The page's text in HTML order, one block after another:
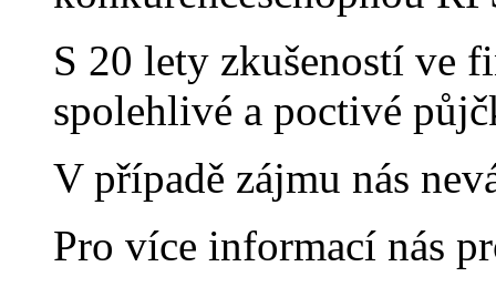
S 20 lety zkušeností ve
spolehlivé a poctivé
V případě zájmu nás
Pro více informací nás